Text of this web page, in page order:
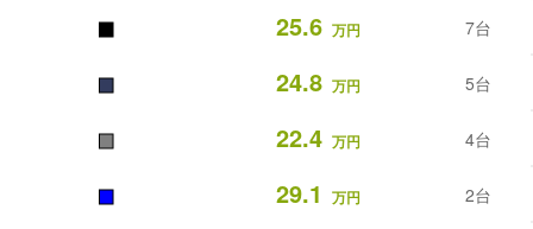
■ 25.6 万円 7台
■ 24.8 万円 5台
■ 22.4 万円 4台
■ 29.1 万円 2台